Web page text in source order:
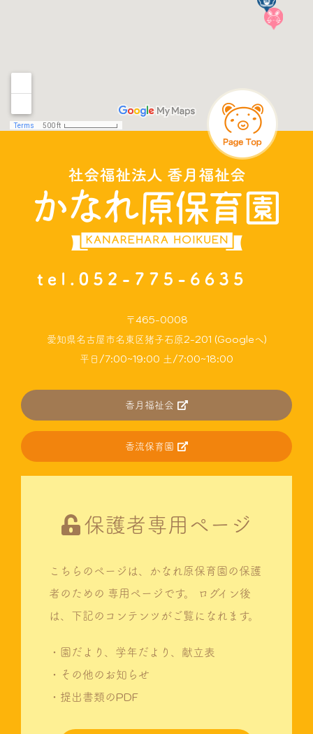
〒465-0008
愛知県名古屋市名東区猪子石原2-201 (Googleへ)
平日/7:00~19:00 土/7:00~18:00
香月福祉会
香流保育園
保護者専用ページ
こちらのページは、かなれ原保育園の保護
者のための 専用ページです。
ログイン後
は、下記のコンテンツがご覧になれます。
・園だより、学年だより、献立表
・その他のお知らせ
・提出書類のPDF